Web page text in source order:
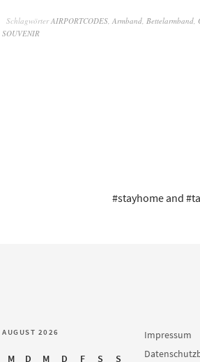
SchlagwörterAIRPORTCODES, Armband, Bettelarmband,
SOUVENIR
#stayhome and
AUGUST 2026
M D M D F S S
Impressum